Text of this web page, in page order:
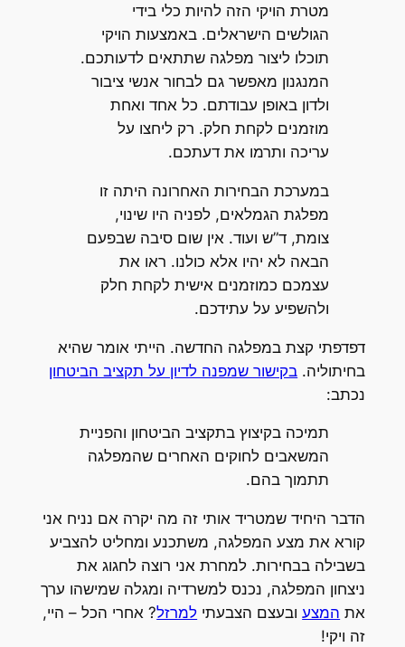
מטרת הויקי הזה להיות כלי בידי
הגולשים הישראלים. באמצעות הויקי
תוכלו ליצור מפלגה שתתאים לדעותכם.
המנגנון מאפשר גם לבחור אנשי ציבור
ולדון באופן עבודתם. כל אחד ואחת
מוזמנים לקחת חלק. רק ליחצו על
עריכה ותרמו את דעתכם.
במערכת הבחירות האחרונה היתה זו
מפלגת הגמלאים, לפניה היו שינוי,
צומת, ד”ש ועוד. אין שום סיבה שבפעם
הבאה לא יהיו אלא כולנו. ראו את
עצמכם כמוזמנים אישית לקחת חלק
ולהשפיע על עתידכם.
דפדפתי קצת במפלגה החדשה. הייתי אומר שהיא
בחיתוליה. בקישור שמפנה לדיון על תקציב הביטחון
נכתב:
תמיכה בקיצוץ בתקציב הביטחון והפניית
המשאבים לחוקים האחרים שהמפלגה
תתמוך בהם.
הדבר היחיד שמטריד אותי זה מה יקרה אם נניח אני
קורא את מצע המפלגה, משתכנע ומחליט להצביע
בשבילה בבחירות. למחרת אני רוצה לחגוג את
ניצחון המפלגה, נכנס למשרדיה ומגלה שמישהו ערך
את המצעובעצם הצבעתי למרזל? אחרי הכל – היי,
זה ויקי!